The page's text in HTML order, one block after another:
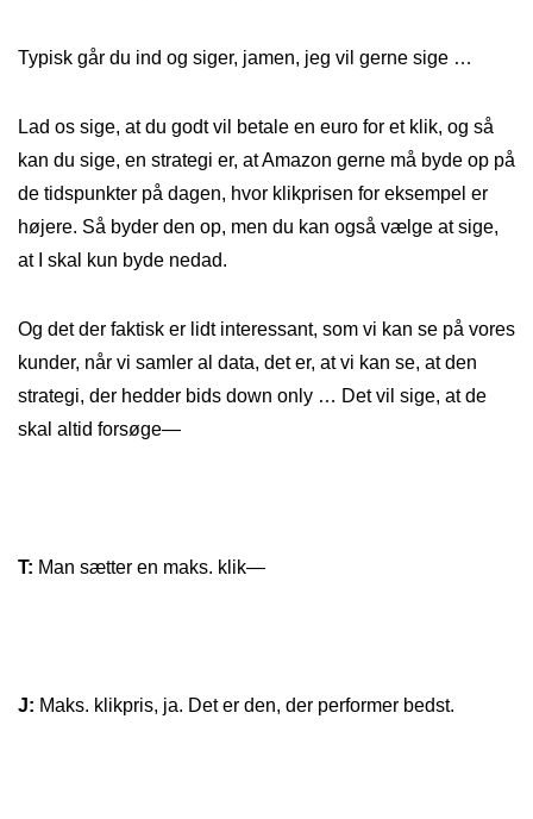
Typisk går du ind og siger, jamen, jeg vil gerne sige …
Lad os sige, at du godt vil betale en euro for et klik, og så
kan du sige, en strategi er, at Amazon gerne må byde op på
de tidspunkter på dagen, hvor klikprisen for eksempel er
højere. Så byder den op, men du kan også vælge at sige,
at I skal kun byde nedad.
Og det der faktisk er lidt interessant, som vi kan se på vores
kunder, når vi samler al data, det er, at vi kan se, at den
strategi, der hedder bids down only … Det vil sige, at de
skal altid forsøge—
T: Man sætter en maks. klik—
J: Maks. klikpris, ja. Det er den, der performer bedst.